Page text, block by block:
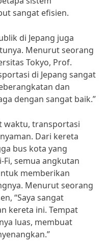
sangat efisien.
di Jepang juga
Menurut seorang
Tokyo, Prof.
di Jepang sangat
dan
dengan sangat baik.”
waktu, transportasi
Dari kereta
bus kota yang
Fi, semua angkutan
memberikan
Menurut seorang
“Saya sangat
kereta ini. Tempat
luas, membuat